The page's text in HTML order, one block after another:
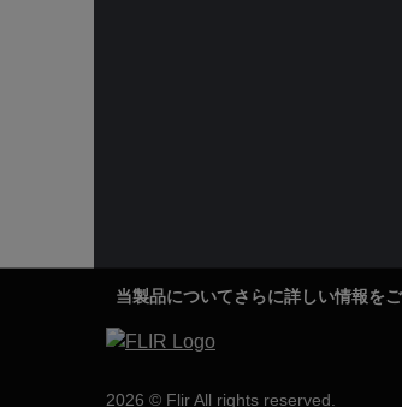
当製品についてさらに詳しい情報を
2026 © Flir All rights reserved.